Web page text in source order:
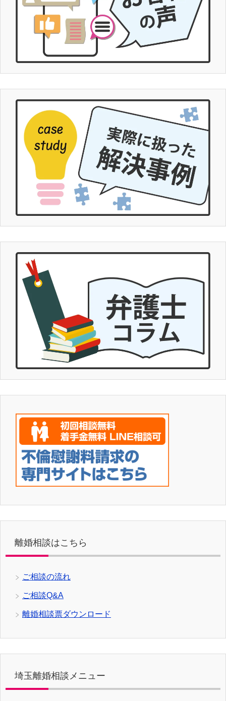
離婚相談はこちら
ご相談の流れ
ご相談Q&A
離婚相談票ダウンロード
埼玉離婚相談メニュー